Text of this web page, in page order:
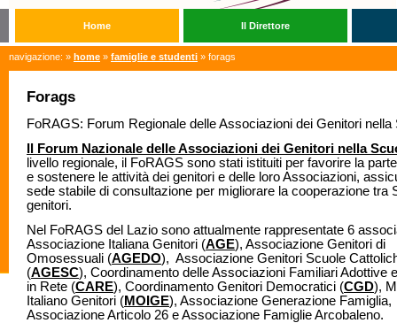
Home Il Direttore
navigazione: » home » famiglie e studenti » forags
Forags
FoRAGS: Forum Regionale delle Associazioni dei Genitori nella
Il Forum Nazionale delle Associazioni dei Genitori nella
livello regionale, il FoRAGS sono stati istituiti per favorire la
e sostenere le attività dei genitori e delle loro Associazioni,
sede stabile di consultazione per migliorare la cooperazione tra
genitori.
Nel FoRAGS del Lazio sono attualmente rappresentate 6
Associazione Italiana Genitori (AGE), Associazione Genitori di
Omosessuali (AGEDO), Associazione Genitori Scuole
(AGESC), Coordinamento delle Associazioni Familiari Adottive
in Rete (CARE), Coordinamento Genitori Democratici (CGD),
Italiano Genitori (MOIGE), Associazione Generazione Famiglia,
Associazione Articolo 26 e Associazione Famiglie Arcobaleno.